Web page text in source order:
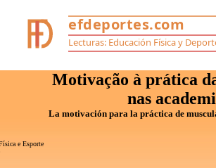
Motivação à prática
nas
La motivación para la práctica de
e Esporte